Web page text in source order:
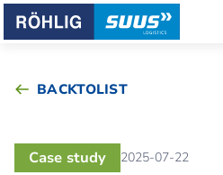
BACKTOLIST
Case study 2025-07-22